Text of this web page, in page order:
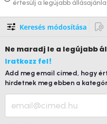
értesülj a legújabb
Keresés módosítása
Ne maradj le a legújabb
Iratkozz fel!
Add meg email címed, hogy
hirdetnek meg ebben a